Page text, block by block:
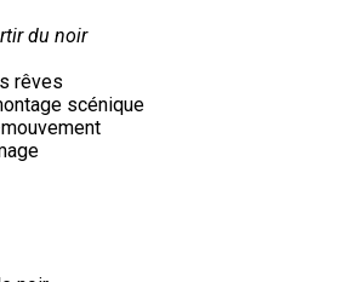
du noir
rêves
scénique